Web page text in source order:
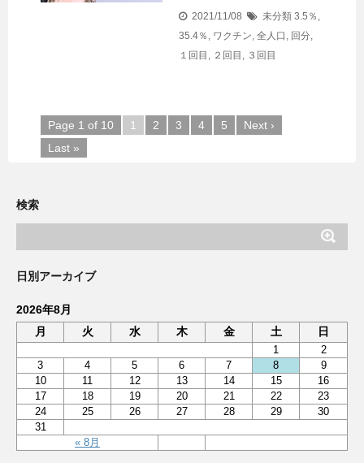
2021/11/08 未分類 3.5％ ,
35.4％ , ワクチン, 全人口 , 回分,
１回目 , ２回目 , ３回目
Page 1 of 10 1 2 3 4 5
Next ›
Last »
検索
日別アーカイブ
2026年8月
月
火 水 木 金 土 日
« 8月
1
2
3
4 5 6 7 8
9
10
11 12 13 14 15
16
17
18 19 20 21 22
23
24
25 26 27 28 29
30
31